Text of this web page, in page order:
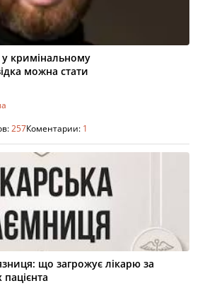
у кримінальному
можна стати
257Коментарии: 1
що загрожує лікарю за